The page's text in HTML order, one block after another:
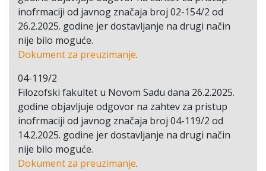
inofrmaciji od javnog značaja broj 02-154/2 od
26.2.2025. godine jer dostavljanje na drugi način
nije bilo moguće.
Dokument za preuzimanje.
04-119/2
Filozofski fakultet u Novom Sadu dana 26.2.2025.
godine objavljuje odgovor na zahtev za pristup
inofrmaciji od javnog značaja broj 04-119/2 od
14.2.2025. godine jer dostavljanje na drugi način
nije bilo moguće.
Dokument za preuzimanje.